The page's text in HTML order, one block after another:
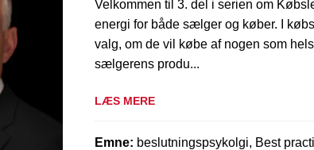
Velkommen til 3. del i serien om
energi for både sælger og køber. I
valg, om de vil købe af nogen som
sælgerens produ...
LÆS MERE
Emne: beslutningspsykolgi, Best